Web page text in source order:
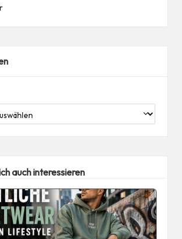
auch interessieren